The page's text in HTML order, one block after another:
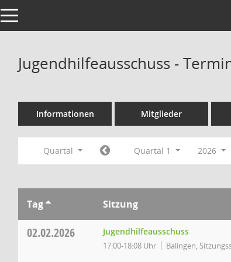
Toggle navigation
Jugendhilfeausschuss -
Informationen Mitglieder
Quartal Quartal 1 2026
Tag Sitzung
02.02.2026 Jugendhilfeausschuss
17:00-18:08 Uhr Balingen,